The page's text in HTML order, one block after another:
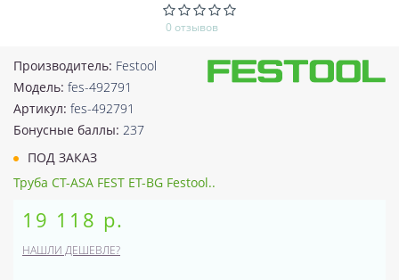
0 отзывов
Производитель: Festool
Модель: fes-492791
Артикул: fes-492791
Бонусные баллы: 237
ПОД ЗАКАЗ
Труба CT-ASA FEST ET-BG Festool..
19 118 р.
НАШЛИ ДЕШЕВЛЕ?